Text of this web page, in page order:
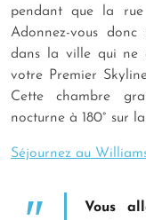
pendant que la rue
Adonnez-vous donc
dans la ville qui ne
votre Premier
Cette chambre
nocturne à 180° sur
Séjournez au
Vous